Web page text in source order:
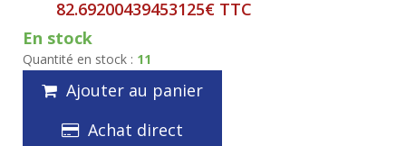
82.69200439453125€ TTC
En stock
Quantité en stock : 11
Ajouter au panier
Achat direct